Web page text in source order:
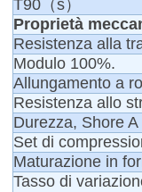
T90（s）
Proprietà
Resistenza alla
Modulo 100%.
Allungamento a
Resistenza allo
Durezza, Shore A
Set di
Maturazione in
Tasso di